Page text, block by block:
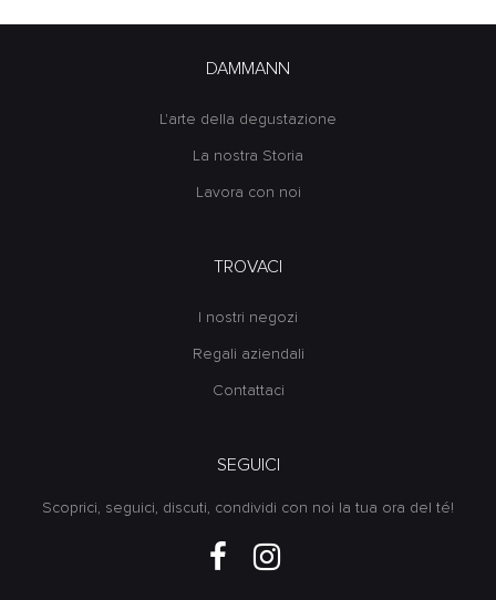
DAMMANN
L'arte della degustazione
La nostra Storia
Lavora con noi
TROVACI
I nostri negozi
Regali aziendali
Contattaci
SEGUICI
Scoprici, seguici, discuti, condividi con noi la tua ora del té!